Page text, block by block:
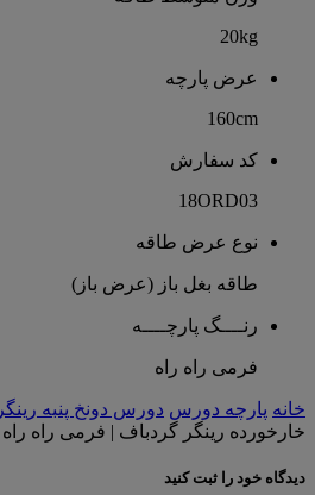
20kg
عرض پارچه
160cm
کد سفارش
18ORD03
نوع عرض طاقه
طاقه بغل باز (عرض باز)
رنــــگ پارچــــه
فرمی راه راه
خانه پارچه دورس دورس دونخ پنبه رینگر
خارخورده رینگر گردباف | فرمی راه راه
دیدگاه خود را ثبت کنید